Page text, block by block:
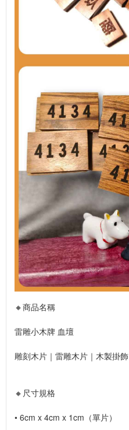
🔸商品名稱
雷雕小木牌 血壇
雕刻木片｜雷雕木片｜木製掛飾
🔸尺寸規格
• 6cm x 4cm x 1cm（單片）